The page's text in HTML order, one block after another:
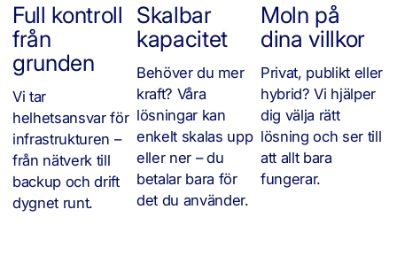
Full kontroll
från
grunden
Vi tar
helhetsansvar för
infrastrukturen –
från nätverk till
backup och drift
dygnet runt.
Skalbar
kapacitet
Behöver du mer
kraft? Våra
lösningar kan
enkelt skalas upp
eller ner – du
betalar bara för
det du använder.
Moln på
dina villkor
Privat, publikt eller
hybrid? Vi hjälper
dig välja rätt
lösning och ser till
att allt bara
fungerar.